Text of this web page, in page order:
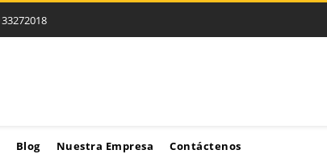
Blog Nuestra Empresa Contáctenos